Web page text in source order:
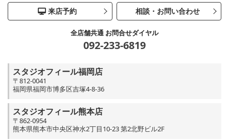
来店予約 相談・お問い合わせ
全店舗共通 お問合せダイヤル
092-233-6819
スタジオフィール福岡店
〒812-0041
福岡県福岡市博多区吉塚4-8-36
スタジオフィール熊本店
〒862-0954
熊本県熊本市中央区神水2丁目10-23 第2北野ビル2F